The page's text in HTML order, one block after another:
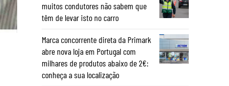
muitos condutores não sabem que
têm de levar isto no carro
Marca concorrente direta da Primark
abre nova loja em Portugal com
milhares de produtos abaixo de 2€:
conheça a sua localização